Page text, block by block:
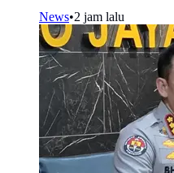
News•2 jam lalu